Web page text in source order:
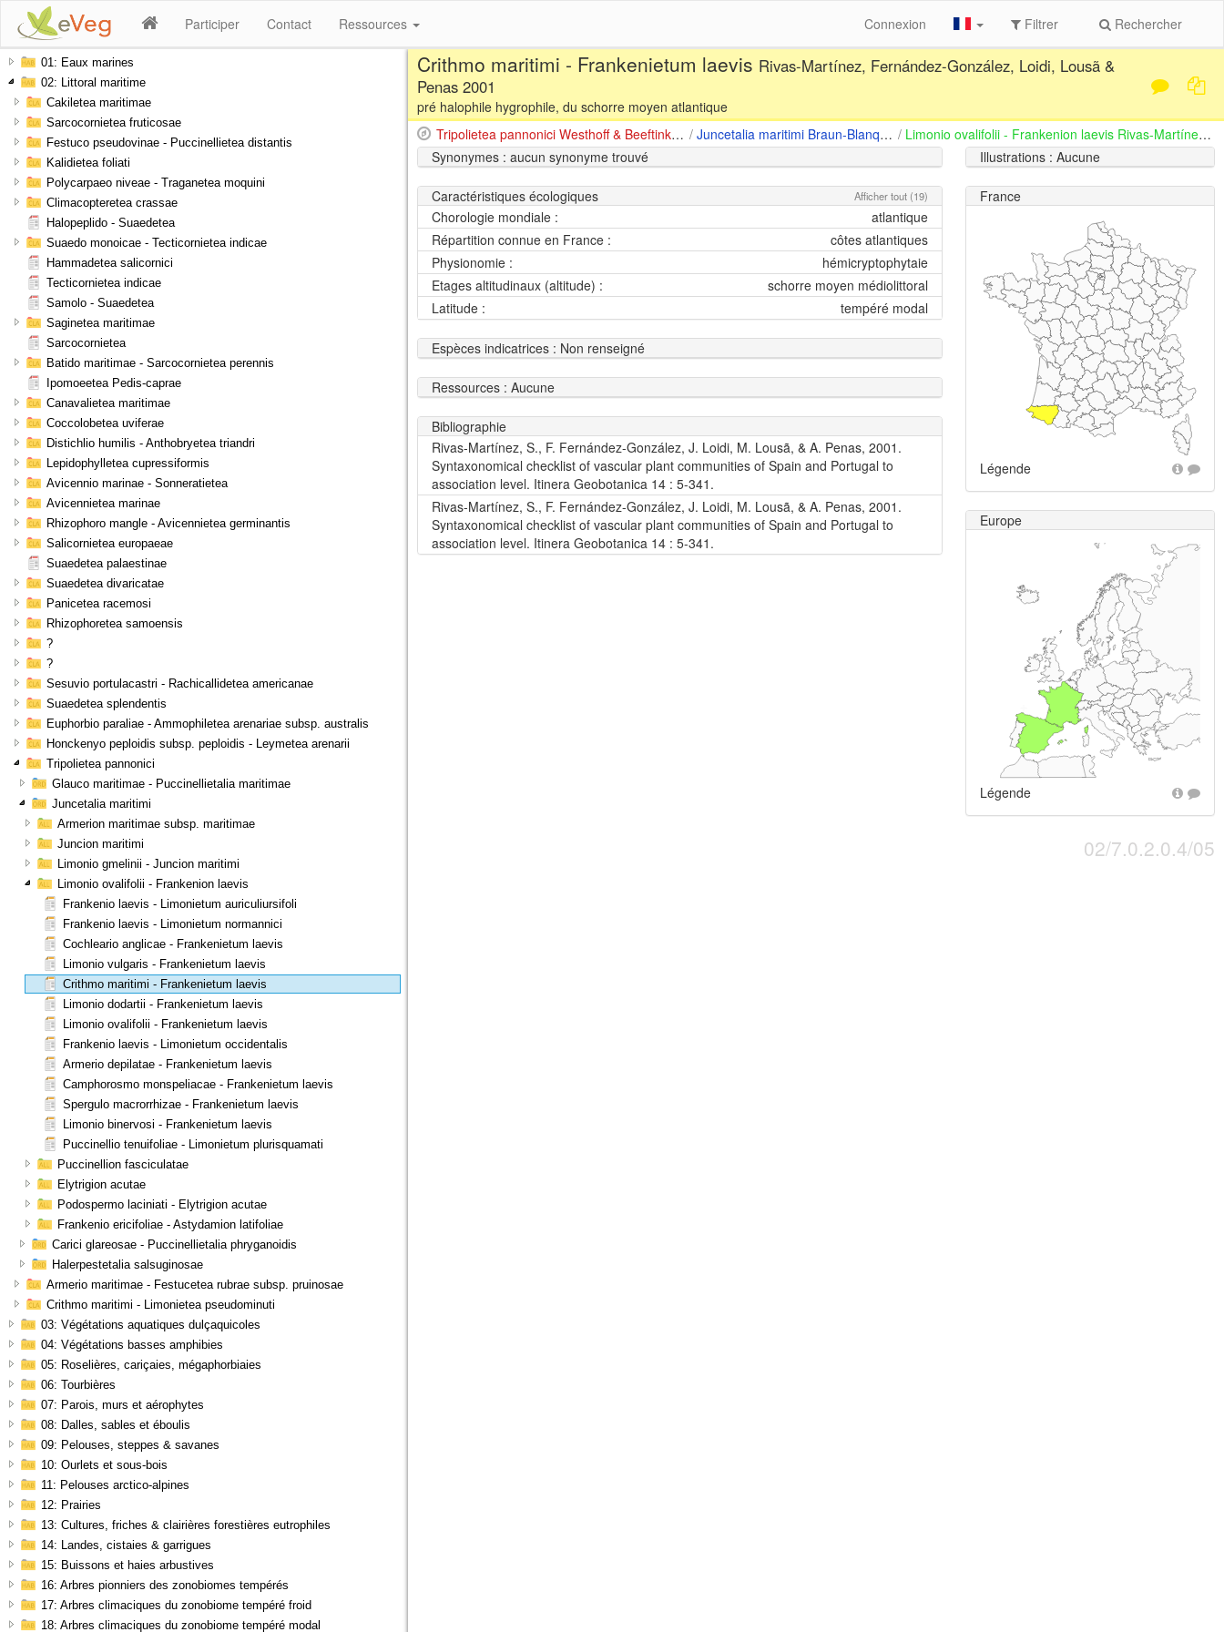
Participer Contact Rechercher
Filtrer
Connexion
Ressources
01: Eaux marines
02: Littoral maritime
Cakiletea maritimae
Sarcocornietea fruticosae
Festuco pseudovinae - Puccinellietea distantis
Kalidietea foliati
Polycarpaeo niveae - Traganetea moquini
Climacopteretea crassae
Halopeplido - Suaedetea
Suaedo monoicae - Tecticornietea indicae
Hammadetea salicornici
Tecticornietea indicae
Samolo - Suaedetea
Saginetea maritimae
Sarcocornietea
Batido maritimae - Sarcocornietea perennis
Ipomoeetea Pedis-caprae
Canavalietea maritimae
Coccolobetea uviferae
Distichlio humilis - Anthobryetea triandri
Lepidophylletea cupressiformis
Avicennio marinae - Sonneratietea
Avicennietea marinae
Rhizophoro mangle - Avicennietea germinantis
Salicornietea europaeae
Suaedetea palaestinae
Suaedetea divaricatae
Panicetea racemosi
Rhizophoretea samoensis
?
?
Sesuvio portulacastri - Rachicallidetea americanae
Suaedetea splendentis
Euphorbio paraliae - Ammophiletea arenariae subsp. australis
Honckenyo peploidis subsp. peploidis - Leymetea arenarii
Tripolietea pannonici
Glauco maritimae - Puccinellietalia maritimae
Juncetalia maritimi
Armerion maritimae subsp. maritimae
Juncion maritimi
Limonio gmelinii - Juncion maritimi
Limonio ovalifolii - Frankenion laevis
Frankenio laevis - Limonietum auriculiursifoli
Frankenio laevis - Limonietum normannici
Cochleario anglicae - Frankenietum laevis
Limonio vulgaris - Frankenietum laevis
Crithmo maritimi - Frankenietum laevis
Limonio dodartii - Frankenietum laevis
Limonio ovalifolii - Frankenietum laevis
Frankenio laevis - Limonietum occidentalis
Armerio depilatae - Frankenietum laevis
Camphorosmo monspeliacae - Frankenietum laevis
Spergulo macrorrhizae - Frankenietum laevis
Limonio binervosi - Frankenietum laevis
Puccinellio tenuifoliae - Limonietum plurisquamati
Puccinellion fasciculatae
Elytrigion acutae
Podospermo laciniati - Elytrigion acutae
Frankenio ericifoliae - Astydamion latifoliae
Carici glareosae - Puccinellietalia phryganoidis
Halerpestetalia salsuginosae
Armerio maritimae - Festucetea rubrae subsp. pruinosae
Crithmo maritimi - Limonietea pseudominuti
03: Végétations aquatiques dulçaquicoles
04: Végétations basses amphibies
05: Roselières, cariçaies, mégaphorbiaies
06: Tourbières
07: Parois, murs et aérophytes
08: Dalles, sables et éboulis
09: Pelouses, steppes & savanes
10: Ourlets et sous-bois
11: Pelouses arctico-alpines
12: Prairies
13: Cultures, friches & clairières forestières eutrophiles
14: Landes, cistaies & garrigues
15: Buissons et haies arbustives
16: Arbres pionniers des zonobiomes tempérés
17: Arbres climaciques du zonobiome tempéré froid
18: Arbres climaciques du zonobiome tempéré modal
Crithmo maritimi - Frankenietum laevis Rivas-Martínez, Fernández-González, Loidi, Lousã &
Penas 2001
pré halophile hygrophile, du schorre moyen atlantique
Tripolietea pannonici Westhoff & Beeftink in Westhoff, van Leeuwen & Adriani 1962 / Juncetalia maritimi Braun-Blanquet 1931 em. Julve 1992 ex 1993 /
Limonio ovalifolii - Frankenion laevis Rivas-Martínez, Fernández-González, Loidi, Lousã & Penas 2001
Synonymes : aucun synonyme trouvé
Caractéristiques écologiques Afficher tout (19)
Chorologie mondiale :
atlantique
Répartition connue en France :
côtes atlantiques
Physionomie :
hémicryptophytaie
Etages altitudinaux (altitude) :
schorre moyen médiolittoral
Latitude :
tempéré modal
Espèces indicatrices : Non renseigné
Ressources : Aucune
Bibliographie
Rivas-Martínez, S., F. Fernández-González, J. Loidi, M. Lousã, & A. Penas, 2001.
Syntaxonomical checklist of vascular plant communities of Spain and Portugal to
association level. Itinera Geobotanica 14 : 5-341.
Rivas-Martínez, S., F. Fernández-González, J. Loidi, M. Lousã, & A. Penas, 2001.
Syntaxonomical checklist of vascular plant communities of Spain and Portugal to
association level. Itinera Geobotanica 14 : 5-341.
Illustrations : Aucune
France
Légende
Europe
Légende
02/7.0.2.0.4/05